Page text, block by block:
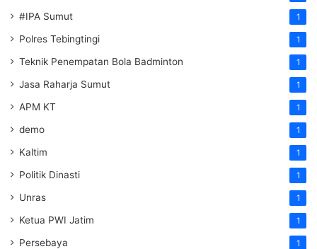
#IPA Sumut 1
Polres Tebingtingi 1
Teknik Penempatan Bola Badminton 1
Jasa Raharja Sumut 1
APM KT 1
demo 1
Kaltim 1
Politik Dinasti 1
Unras 1
Ketua PWI Jatim 1
Persebaya 1